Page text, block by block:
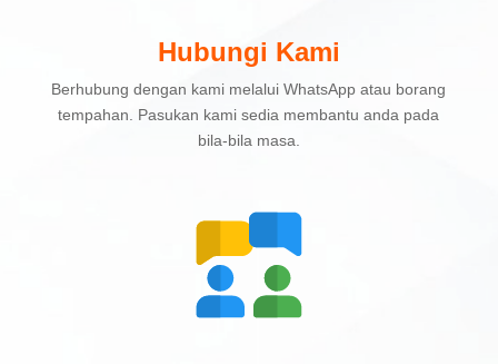
Hubungi Kami
Berhubung dengan kami melalui WhatsApp atau borang
tempahan. Pasukan kami sedia membantu anda pada
bila-bila masa.